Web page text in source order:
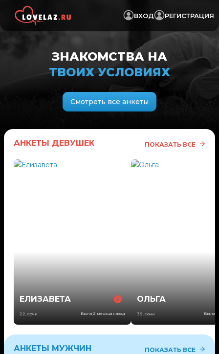
ВХОД РЕГИСТРАЦИЯ
ЗНАКОМСТВА НА
ТВОИХ УСЛОВИЯХ
Смотреть все анкеты
АНКЕТЫ ДЕВУШЕК ПОКАЗАТЬ ВСЕ
ЕЛИЗАВЕТА
22 Сочи Была 2 месяца назад
ОЛЬГА
39 Сочи Была 3
АНКЕТЫ МУЖЧИН ПОКАЗАТЬ ВСЕ